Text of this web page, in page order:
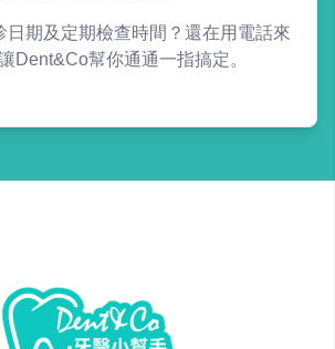
日期及定期檢查時間？還在用電話來
Dent&Co幫你通通一指搞定。